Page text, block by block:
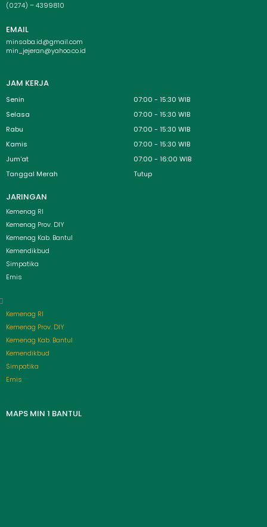
(0274) – 4399810
EMAIL
minsaba.id@gmail.com
min_jejeran@yahoo.co.id
JAM KERJA
Senin
07:00 - 15:30 WIB
Selasa
07:00 - 15:30 WIB
Rabu
07:00 - 15:30 WIB
Kamis
07:00 - 15:30 WIB
Jum'at
07:00 - 16:00 WIB
Tanggal Merah
Tutup
JARINGAN
Kemenag RI
Kemenag Prov. DIY
Kemenag Kab. Bantul
Kemendikbud
Simpatika
Emis
Menu
Kemenag RI
Kemenag Prov. DIY
Kemenag Kab. Bantul
Kemendikbud
Simpatika
Emis
MAPS MIN 1 BANTUL